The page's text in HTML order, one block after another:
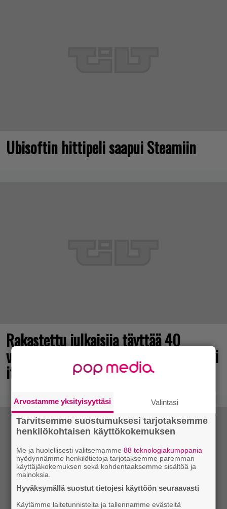
Ubisoftin hittipeli saapui Steamiin
Rakastettu julkaisija täyttää 40
vuotta, valtavat alet käynnissä – hanki
itsellesi klassikoita pikkurahalla
Arvostamme yksityisyyttäsi Valintasi
Tarvitsemme suostumuksesi tarjotaksemme
henkilökohtaisen käyttökokemuksen
Me ja huolellisesti valitsemamme88 teknologiakumppania
hyödynnämme henkilötietoja tarjotaksemme paremman
käyttäjäkokemuksen sekä kohdentaaksemme sisältöä ja
mainoksia.
Hyväksymällä suostut tietojesi käyttöön seuraavasti
Käytämme laitetunnisteita ja tallennamme evästeitä